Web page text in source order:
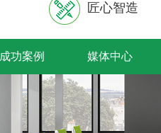
匠心智造
成功案例 媒体中心
首页轮播 内页轮